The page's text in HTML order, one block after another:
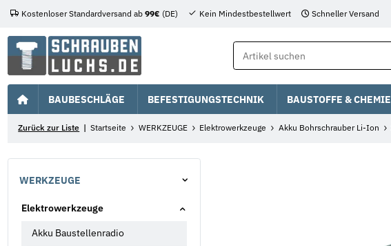
Kostenloser Standardversand ab 99€ (DE) Kein Mindestbestellwert Schneller Versand
BAUBESCHLÄGE BEFESTIGUNGSTECHNIK BAUSTOFFE & CHEMIE
Zurück zur Liste Startseite WERKZEUGE Elektrowerkzeuge Akku Bohrschrauber Li-Ion
WERKZEUGE
Elektrowerkzeuge
Akku Baustellenradio